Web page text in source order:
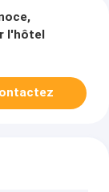
l'hôtel